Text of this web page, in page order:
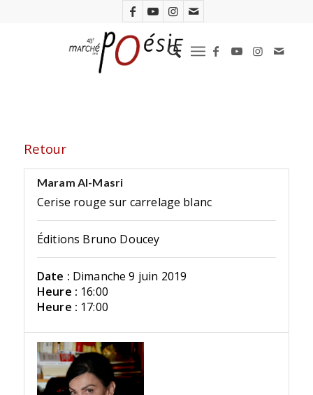
Retour
Maram Al-Masri
Cerise rouge sur carrelage blanc
Éditions Bruno Doucey
Date : Dimanche 9 juin 2019
Heure : 16:00
Heure : 17:00